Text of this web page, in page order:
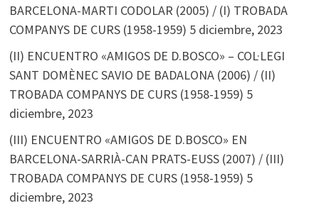
BARCELONA-MARTI CODOLAR (2005) / (I) TROBADA
COMPANYS DE CURS (1958-1959) 5 diciembre, 2023
(II) ENCUENTRO «AMIGOS DE D.BOSCO» – COL·LEGI
SANT DOMÈNEC SAVIO DE BADALONA (2006) / (II)
TROBADA COMPANYS DE CURS (1958-1959) 5
diciembre, 2023
(III) ENCUENTRO «AMIGOS DE D.BOSCO» EN
BARCELONA-SARRIÀ-CAN PRATS-EUSS (2007) / (III)
TROBADA COMPANYS DE CURS (1958-1959) 5
diciembre, 2023